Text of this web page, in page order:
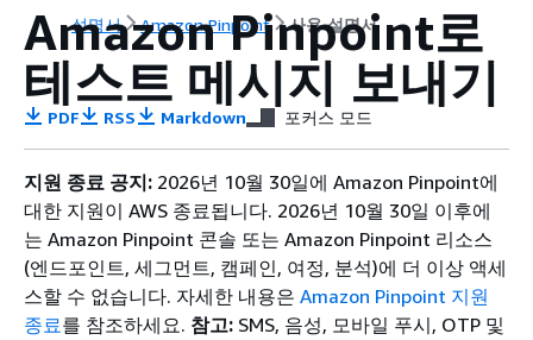
설명서 Amazon Pinpoint 사용 설명서
Amazon Pinpoint로
테스트 메시지 보내기
PDF RSS Markdown 포커스 모드
지원 종료 공지: 2026년 10월 30일에 Amazon Pinpoint에
대한 지원이 AWS 종료됩니다. 2026년 10월 30일 이후에
는 Amazon Pinpoint 콘솔 또는 Amazon Pinpoint 리소스
(엔드포인트, 세그먼트, 캠페인, 여정, 분석)에 더 이상 액세
스할 수 없습니다. 자세한 내용은 Amazon Pinpoint 지원
종료를 참조하세요. 참고: SMS, 음성, 모바일 푸시, OTP 및